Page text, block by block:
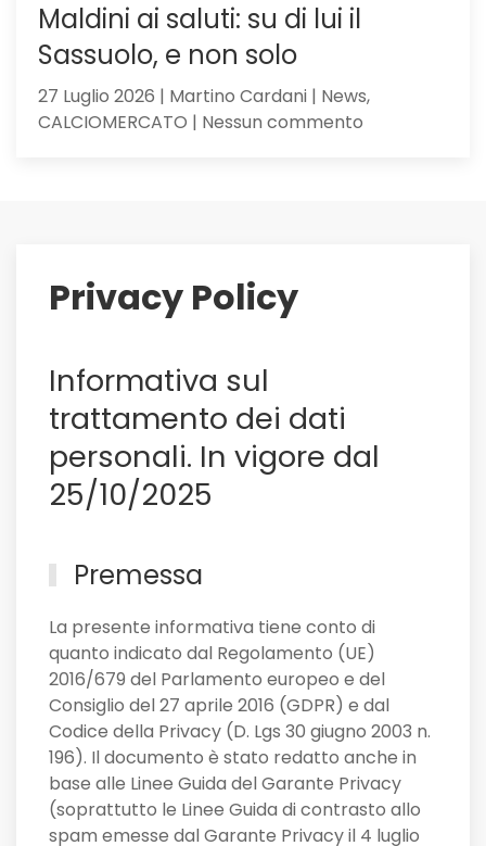
Maldini ai saluti: su di lui il
Sassuolo, e non solo
27 Luglio 2026 | Martino Cardani | News,
CALCIOMERCATO | Nessun commento
Privacy Policy
Informativa sul
trattamento dei dati
personali. In vigore dal
25/10/2025
Premessa
La presente informativa tiene conto di
quanto indicato dal Regolamento (UE)
2016/679 del Parlamento europeo e del
Consiglio del 27 aprile 2016 (GDPR) e dal
Codice della Privacy (D. Lgs 30 giugno 2003 n.
196). Il documento è stato redatto anche in
base alle Linee Guida del Garante Privacy
(soprattutto le Linee Guida di contrasto allo
spam emesse dal Garante Privacy il 4 luglio